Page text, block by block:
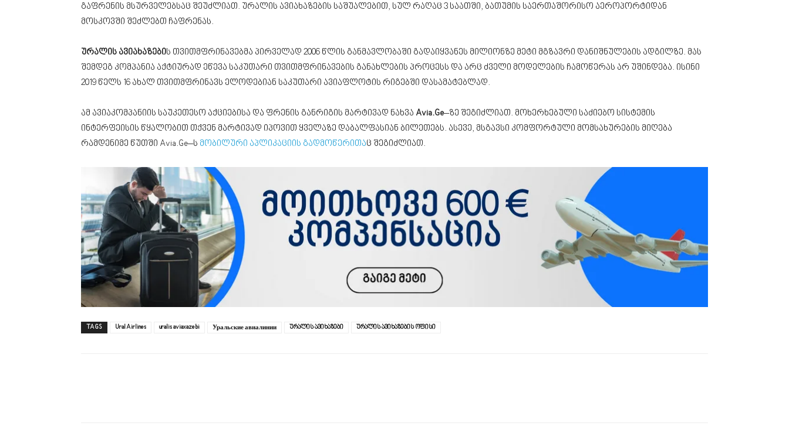
გაფრენის მსურველებსაც შეუძლიათ. ურალის ავიახაზების საშუალებით, სულ რაღაც 3 საათში, ბათუმის საერთაშორისო აეროპორტიდან
მოსკოვში შეძლებთ ჩაფრენას.
ურალის ავიახაზების თვითმფრინავებმა პირველად 2006 წლის განმავლობაში გადაიყვანეს მილიონზე მეტი მგზავრი დანიშნულების ადგილზე. მას
შემდეგ კომპანია აქტიურად ეწევა საკუთარი თვითმფრინავების განახლების პროცესს და არც ძველი მოდელების ჩამოწერას არ უშინდება. ისინი
2019 წელს 16 ახალ თვითმფრინავს ელოდებიან საკუთარი ავიაფლოტის რიგებში დასამატებლად.
ამ ავიაკომპანიის საუკეთესო აქციებისა და ფრენის განრიგის მარტივად ნახვა Avia.Ge–ზე შეგიძლიათ. მოხერხებული საძიებო სისტემის
ინტერფეისის წყალობით თქვენ მარტივად იპოვით ყველაზე დაბალფასიან ბილეთებს. ასევე, მსგავსი კომფორტული მომსახურების მიღება
რამდენიმე წუთში Avia.Ge–ს მობილური აპლიკაციის გადმოწერითაც შეგიძლიათ.
TAGS Ural Airlines uralis aviaxazebi Уральские авиалинии ურალის ავიხაზები ურალის ავიხაზების ოფისი